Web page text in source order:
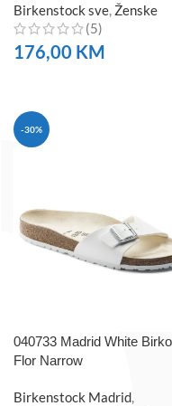
Birkenstock sve, Ženske
(5)
176,00 KM
-30%
040733 Madrid White
Flor Narrow
Birkenstock Madrid